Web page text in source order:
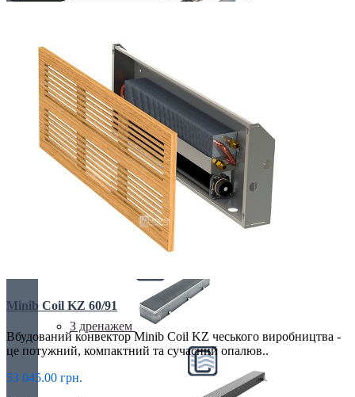
Вузькі (200 мм)
Електричні
З вентилятором
З дренажем
Minib Coil KZ 60/91
Вбудований конвектор Minib Coil KZ чеського виробництва -
це потужний, компактний та сучасний опалюв..
53 045.00 грн.